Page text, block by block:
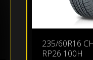
235/60R16
RP26 100H